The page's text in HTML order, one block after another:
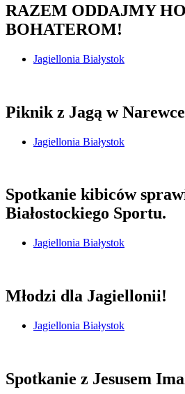
RAZEM ODDAJMY
BOHATEROM!
Jagiellonia Białystok
Piknik z Jagą w
Jagiellonia Białystok
Spotkanie kibiców
Białostockiego Sportu.
Jagiellonia Białystok
Młodzi dla Jagiellonii!
Jagiellonia Białystok
Spotkanie z Jesusem